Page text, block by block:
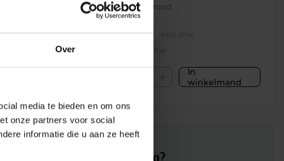
Over
media te bieden en om ons
onze partners voor social
informatie die u aan ze heeft
Op voorraad
In
winkelmand
€35,25
Advies of hulp nodig?